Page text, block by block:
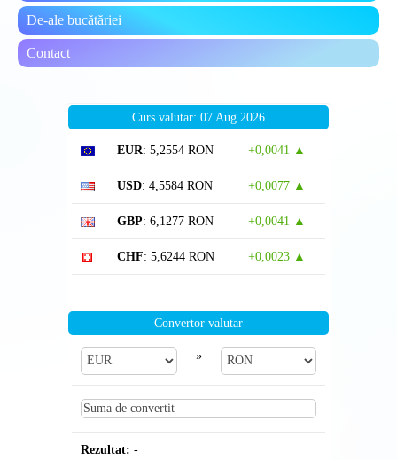
De-ale bucătăriei
Contact
Curs valutar: 07 Aug 2026
EUR: 5,2554 RON +0,0041 ▲
USD: 4,5584 RON +0,0077 ▲
GBP: 6,1277 RON +0,0041 ▲
CHF: 5,6244 RON +0,0023 ▲
Convertor valutar
»
Rezultat: -